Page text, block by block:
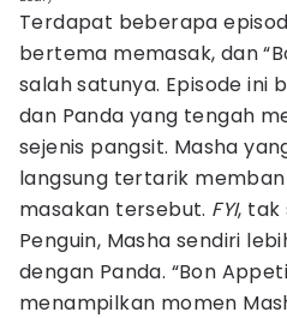
Terdapat beberapa
bertema memasak, dan
salah satunya. Episode ini
dan Panda yang tengah
sejenis pangsit. Masha
langsung tertarik
masakan tersebut. FYI, tak
Penguin, Masha sendiri
dengan Panda. “Bon
menampilkan momen